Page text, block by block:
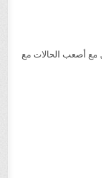
مع أصعب الحالات مع